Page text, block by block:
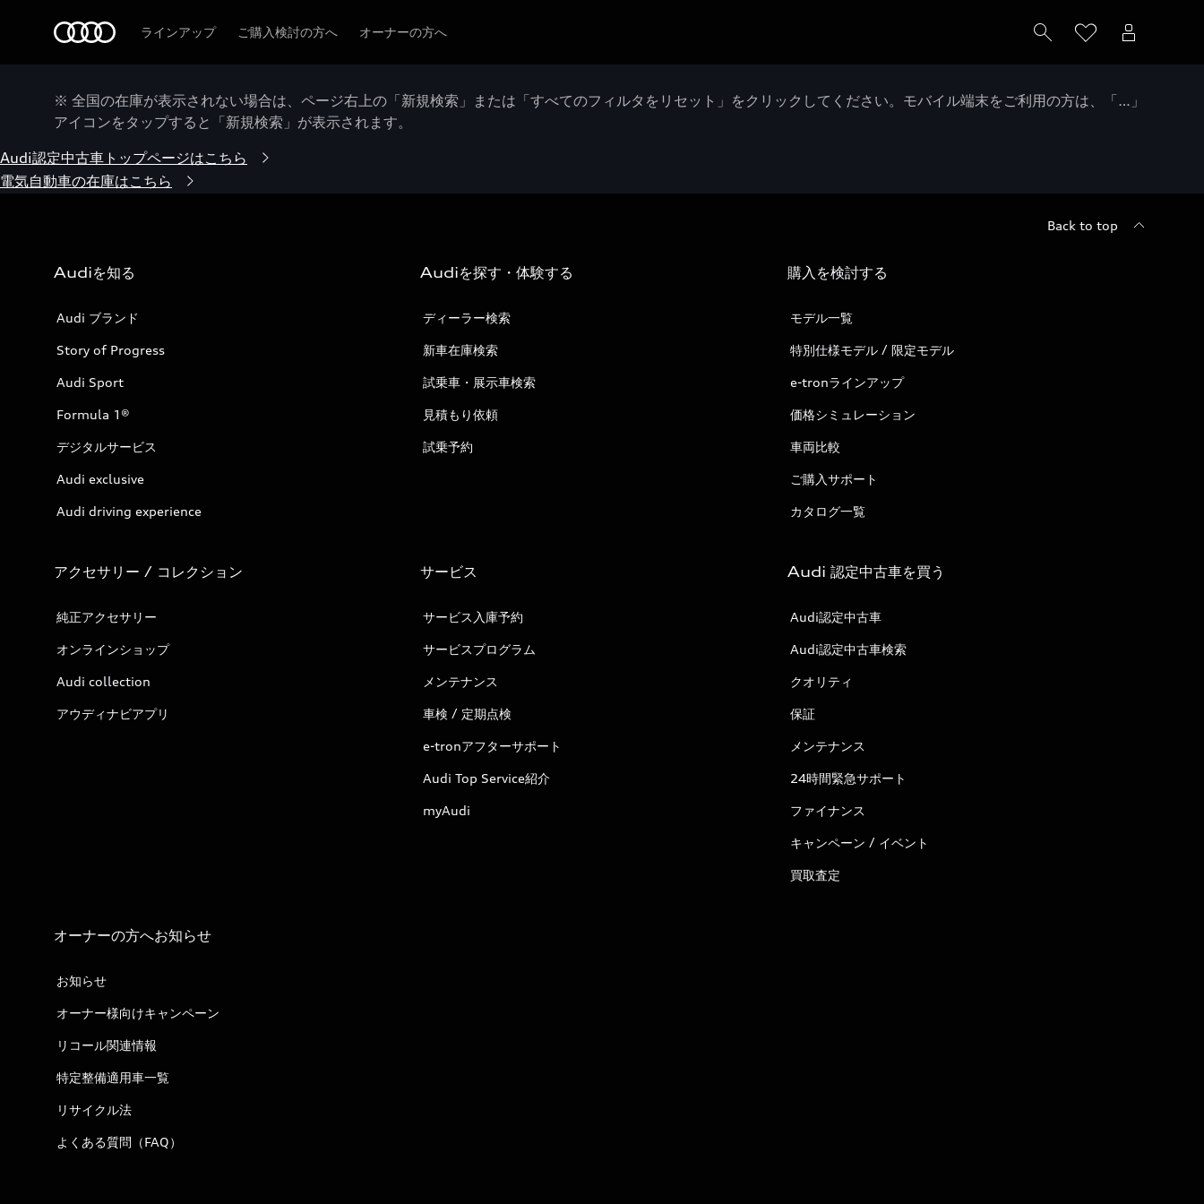
ラインアップ ご購入検討の方へ オーナーの方へ
※ 全国の在庫が表示されない場合は、ページ右上の「新規検索」または「すべてのフィルタをリセット」をクリックしてください。モバイル端末をご利用の方は、「…」
アイコンをタップすると「新規検索」が表示されます。
Audi認定中古車トップページはこちら
電気自動車の在庫はこちら
Back to top
Audiを知る
Audi ブランド
Story of Progress
Audi Sport
Formula 1®
デジタルサービス
Audi exclusive
Audi driving experience
Audiを探す・体験する
ディーラー検索
新車在庫検索
試乗車・展示車検索
見積もり依頼
試乗予約
購入を検討する
モデル一覧
特別仕様モデル / 限定モデル
e-tronラインアップ
価格シミュレーション
車両比較
ご購入サポート
カタログ一覧
アクセサリー / コレクション
純正アクセサリー
オンラインショップ
Audi collection
アウディナビアプリ
サービス
サービス入庫予約
サービスプログラム
メンテナンス
車検 / 定期点検
e-tronアフターサポート
Audi Top Service紹介
myAudi
Audi 認定中古車を買う
Audi認定中古車
Audi認定中古車検索
クオリティ
保証
メンテナンス
24時間緊急サポート
ファイナンス
キャンペーン / イベント
買取査定
オーナーの方へお知らせ
お知らせ
オーナー様向けキャンペーン
リコール関連情報
特定整備適用車一覧
リサイクル法
よくある質問（FAQ）